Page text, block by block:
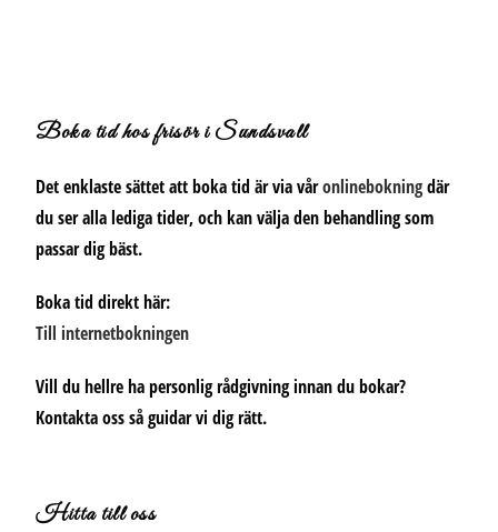
Boka tid hos frisör i Sundsvall
Det enklaste sättet att boka tid är via våronlinebokningdär
du ser alla lediga tider, och kan välja den behandling som
passar dig bäst.
Boka tid direkt här:
Till internetbokningen
Vill du hellre ha personlig rådgivning innan du bokar?
Kontakta oss så guidar vi dig rätt.
Hitta till oss